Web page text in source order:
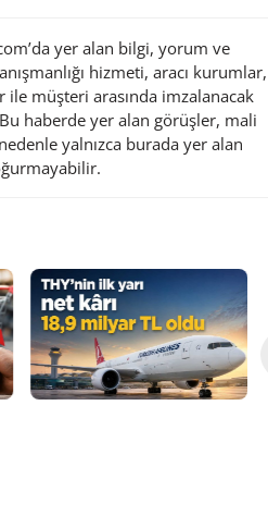
yer alan bilgi, yorum ve
hizmeti, aracı kurumlar,
müşteri arasında imzalanacak
Bu haberde yer alan görüşler, mali
yalnızca burada yer alan